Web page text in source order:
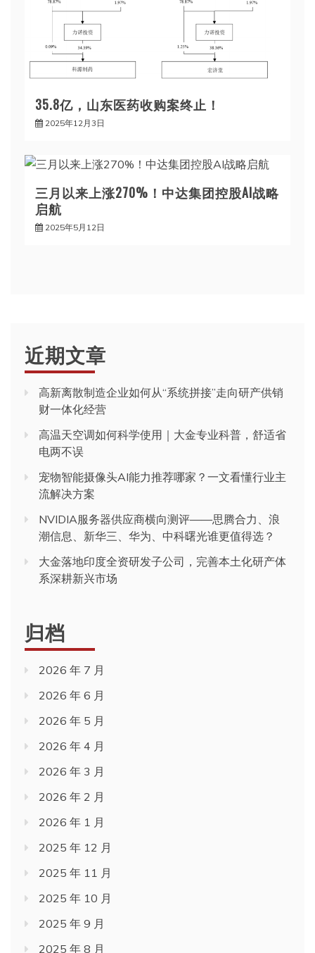
35.8亿，山东医药收购案终止！
2025年12月3日
三月以来上涨270%！中达集团控股AI战略
启航
2025年5月12日
近期文章
高新离散制造企业如何从“系统拼接”走向研产供销
财一体化经营
高温天空调如何科学使用｜大金专业科普，舒适省
电两不误
宠物智能摄像头AI能力推荐哪家？一文看懂行业主
流解决方案
NVIDIA服务器供应商横向测评——思腾合力、浪
潮信息、新华三、华为、中科曙光谁更值得选？
大金落地印度全资研发子公司，完善本土化研产体
系深耕新兴市场
归档
2026 年 7 月
2026 年 6 月
2026 年 5 月
2026 年 4 月
2026 年 3 月
2026 年 2 月
2026 年 1 月
2025 年 12 月
2025 年 11 月
2025 年 10 月
2025 年 9 月
2025 年 8 月